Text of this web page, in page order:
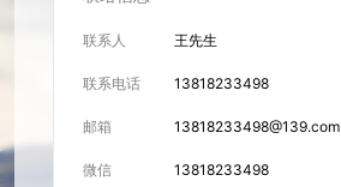
联系人 王先生
联系电话 13818233498
邮箱 13818233498@139.com
微信 13818233498